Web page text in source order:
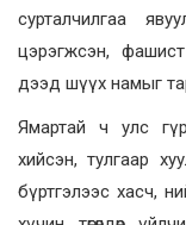
сурталчилгаа
цэрэгжсэн,
дээд шүүх намыг
Ямартай ч улс
хийсэн, тулгаар
бүртгэлээс хасч,